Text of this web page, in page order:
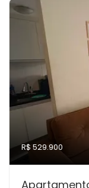
R$ 529.900